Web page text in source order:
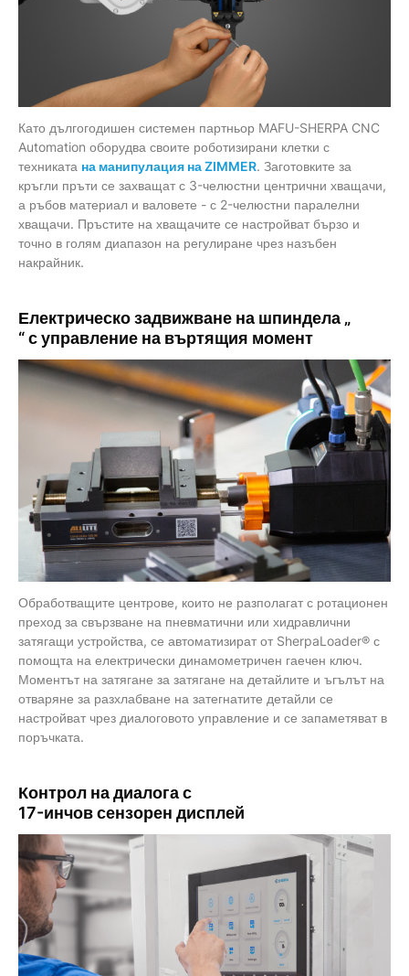
Като дългогодишен системен партньор MAFU-SHERPA CNC
Automation оборудва своите роботизирани клетки с
техниката на манипулация на ZIMMER. Заготовките за
кръгли пръти се захващат с 3-челюстни центрични хващачи,
а ръбов материал и валовете - с 2-челюстни паралелни
хващачи. Пръстите на хващачите се настройват бързо и
точно в голям диапазон на регулиране чрез назъбен
накрайник.
Електрическо задвижване на шпиндела „
“ с управление на въртящия момент
Обработващите центрове, които не разполагат с ротационен
преход за свързване на пневматични или хидравлични
затягащи устройства, се автоматизират от SherpaLoader® с
помощта на електрически динамометричен гаечен ключ.
Моментът на затягане за затягане на детайлите и ъгълът на
отваряне за разхлабване на затегнатите детайли се
настройват чрез диалоговото управление и се запаметяват в
поръчката.
Контрол на диалога с
17-инчовсензорен дисплей